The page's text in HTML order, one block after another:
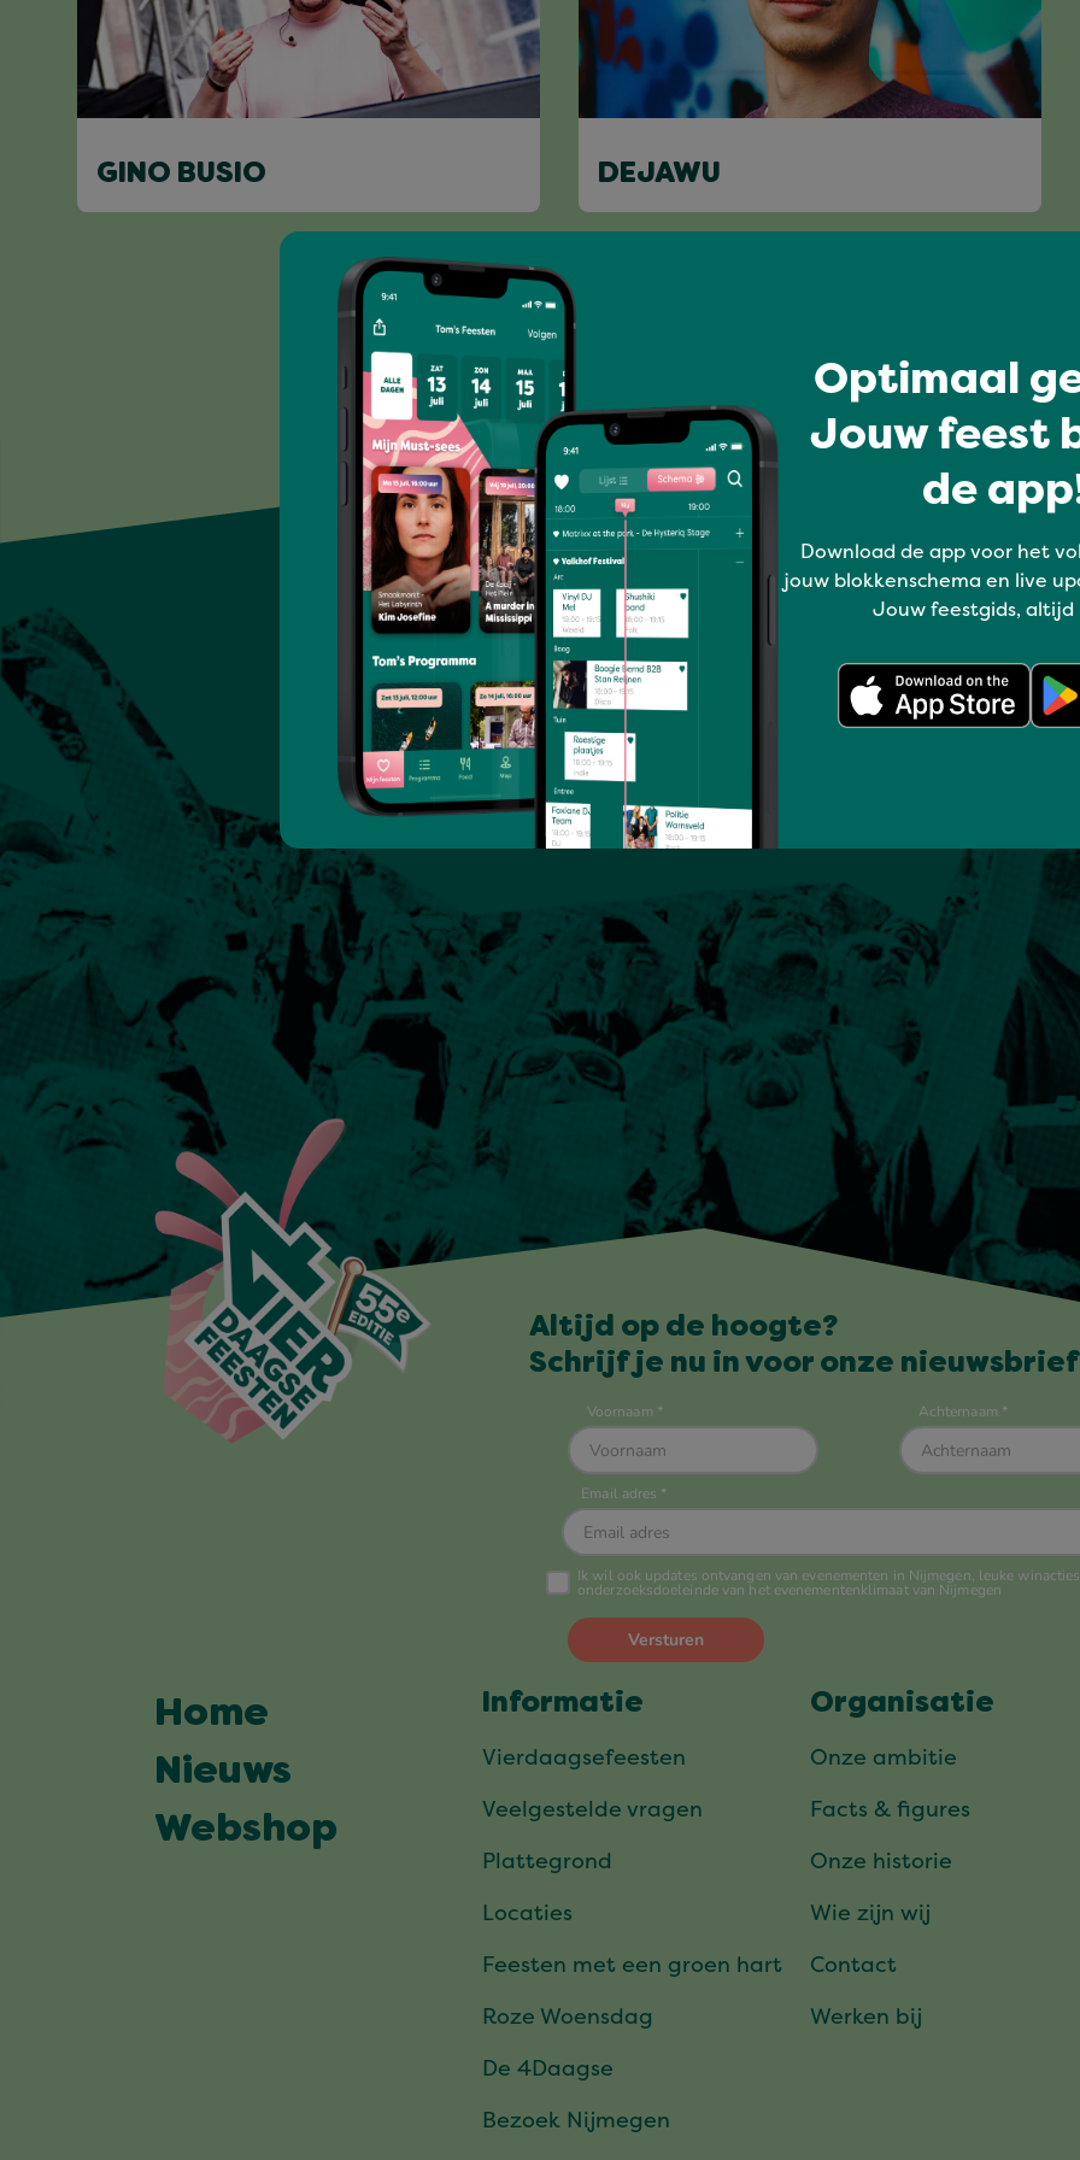
GINO BUSIO DEJAWU
Optimaal
Jouw feest
de
Download de app voor het
jouw blokkenschema en live
Jouw feestgids, altijd
Altijd op de hoogte?
Schrijf je nu in voor onze
Home
Nieuws
Webshop
Informatie
Vierdaagsefeesten
Veelgestelde vragen
Plattegrond
Locaties
Feesten met een groen hart
Roze Woensdag
De 4Daagse
Bezoek Nijmegen
Organisatie
Onze ambitie
Facts & figures
Onze historie
Wie zijn wij
Contact
Werken bij